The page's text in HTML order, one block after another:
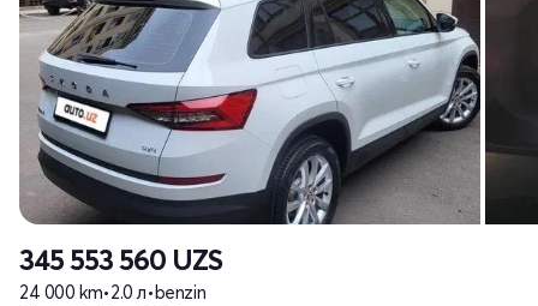
345 553 560 UZS
24 000 km•2.0 л• benzin